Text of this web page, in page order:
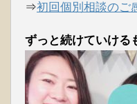
⇒初回個別相談のご
ずっと続けていける